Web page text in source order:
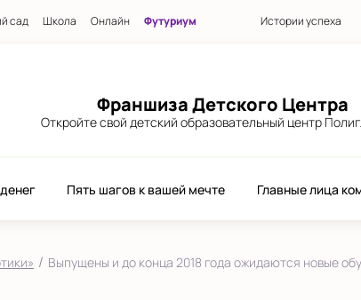
сад Школа Онлайн Футуриум Истории успеха
Франшиза Детского Центра
Откройте свой детский образовательный центр
Пять шагов к вашей мечте Главные лица
/ Выпущены и до конца 2018 года ожидаются новые